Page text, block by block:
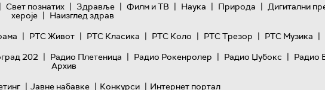
| Свет познатих | Здравље | Филм и ТВ | Наука | Природа | Дигитални
хероје | Наизглед здрав
| РТС Живот | РТС Класика | РТС Коло | РТС Трезор | РТС Музика |
202 | Радио Плетеница | Радио Рокенролер | Радио Џубокс | Радио
Архив
| Јавне набавке | Конкурси | Интернет портал